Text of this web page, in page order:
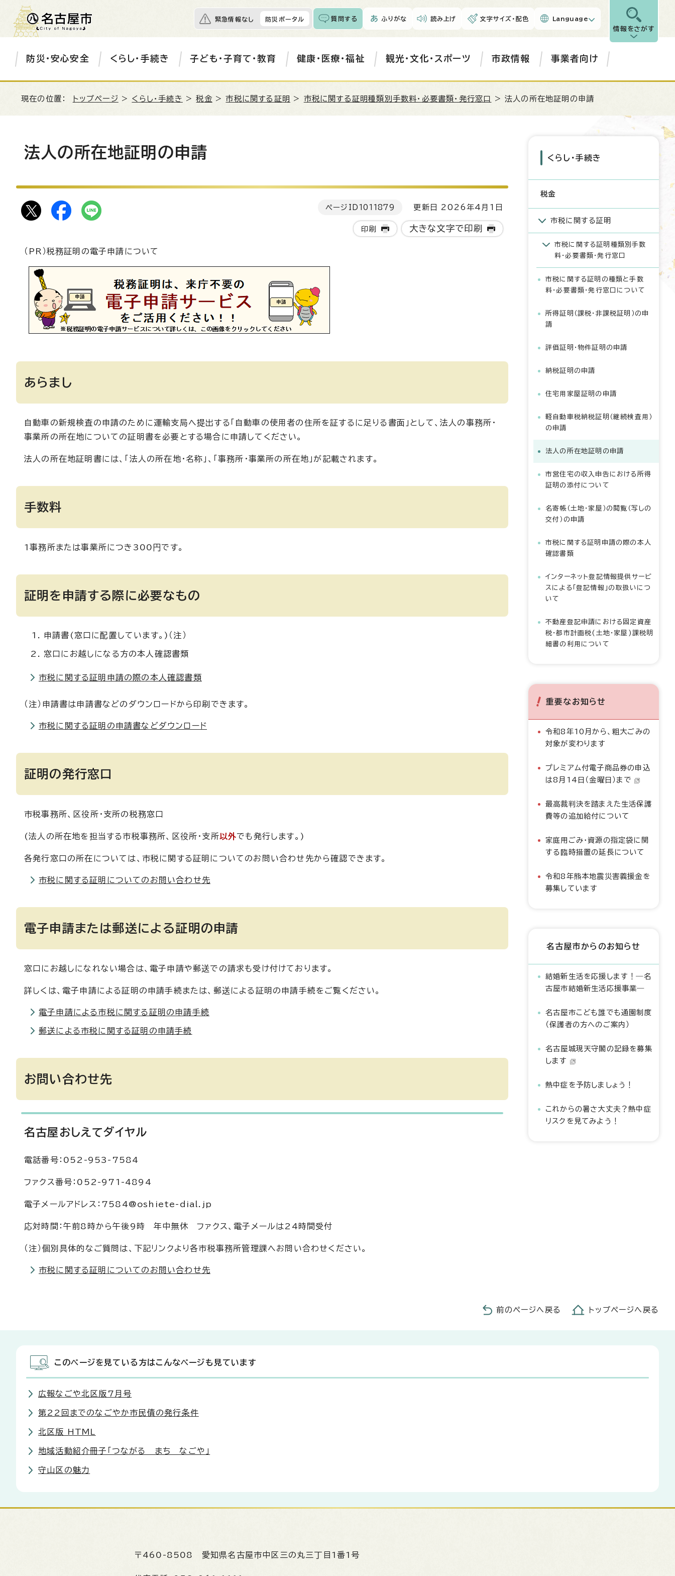
緊急情報なし 防災ポータル 質問する ふりがな 読み上げ 文字サイズ・配色 Language
情報をさがす
防災・安心安全 くらし・手続き 子ども・子育て・教育 健康・医療・福祉 観光・文化・スポーツ 市政情報 事業者向け
現在の位置： トップページ > くらし・手続き >税金 >市税に関する証明 > 市税に関する証明種類別手数料・必要書類・発行窓口 > 法人の所在地証明の申請
法人の所在地証明の申請
ページID 1011879 更新日 2026年4月1日
印刷 大きな文字で印刷
（PR）税務証明の電子申請について
あらまし
自動車の新規検査の申請のために運輸支局へ提出する「自動車の使用者の住所を証するに足りる書面」として、法人の事務所・
事業所の所在地についての証明書を必要とする場合に申請してください。
法人の所在地証明書には、「法人の所在地・名称」、「事務所・事業所の所在地」が記載されます。
手数料
1事務所または事業所につき300円です。
証明を申請する際に必要なもの
申請書(窓口に配置しています。)（注）
窓口にお越しになる方の本人確認書類
市税に関する証明申請の際の本人確認書類
（注）申請書は申請書などのダウンロードから印刷できます。
市税に関する証明の申請書などダウンロード
証明の発行窓口
市税事務所、区役所・支所の税務窓口
(法人の所在地を担当する市税事務所、区役所・支所 以外でも発行します。)
各発行窓口の所在については、市税に関する証明についてのお問い合わせ先から確認できます。
市税に関する証明についてのお問い合わせ先
電子申請または郵送による証明の申請
窓口にお越しになれない場合は、電子申請や郵送での請求も受け付けております。
詳しくは、電子申請による証明の申請手続または、郵送による証明の申請手続をご覧ください。
電子申請による市税に関する証明の申請手続
郵送による市税に関する証明の申請手続
お問い合わせ先
名古屋おしえてダイヤル
電話番号：052-953-7584
ファクス番号：052-971-4894
電子メールアドレス：7584@oshiete-dial.jp
応対時間：午前8時から午後9時 年中無休 ファクス、電子メールは24時間受付
（注）個別具体的なご質問は、下記リンクより各市税事務所管理課へお問い合わせください。
市税に関する証明についてのお問い合わせ先
くらし・手続き
税金
市税に関する証明
市税に関する証明種類別手数
料・必要書類・発行窓口
市税に関する証明の種類と手数
料・必要書類・発行窓口について
所得証明（課税・非課税証明）の申
請
評価証明・物件証明の申請
納税証明の申請
住宅用家屋証明の申請
軽自動車税納税証明（継続検査用）
の申請
法人の所在地証明の申請
市営住宅の収入申告における所得
証明の添付について
名寄帳（土地・家屋）の閲覧（写しの
交付）の申請
市税に関する証明申請の際の本人
確認書類
インターネット登記情報提供サービ
スによる「登記情報」の取扱いにつ
いて
不動産登記申請における固定資産
税・都市計画税(土地・家屋)課税明
細書の利用について
重要なお知らせ
令和8年10月から、粗大ごみの
対象が変わります
プレミアム付電子商品券の申込
は8月14日（金曜日）まで
最高裁判決を踏まえた生活保護
費等の追加給付について
家庭用ごみ・資源の指定袋に関
する臨時措置の延長について
令和8年熊本地震災害義援金を
募集しています
名古屋市からのお知らせ
結婚新生活を応援します！―名
古屋市結婚新生活応援事業―
名古屋市こども誰でも通園制度
（保護者の方へのご案内）
名古屋城現天守閣の記録を募集
します
熱中症を予防しましょう！
これからの暑さ大丈夫？熱中症
リスクを見てみよう！
前のページへ戻る トップページへ戻る
このページを見ている方はこんなページも見ています
広報なごや北区版7月号
第22回までのなごやか市民債の発行条件
北区版 HTML
地域活動紹介冊子「つながる まち なごや」
守山区の魅力
〒460-8508 愛知県名古屋市中区三の丸三丁目1番1号